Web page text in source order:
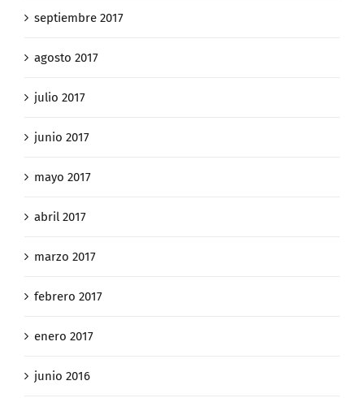
septiembre 2017
agosto 2017
julio 2017
junio 2017
mayo 2017
abril 2017
marzo 2017
febrero 2017
enero 2017
junio 2016